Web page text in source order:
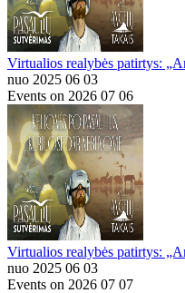
Virtualios realybės patirtys:
nuo 2025 06 03
Events on 2026 07 06
Virtualios realybės patirtys:
nuo 2025 06 03
Events on 2026 07 07